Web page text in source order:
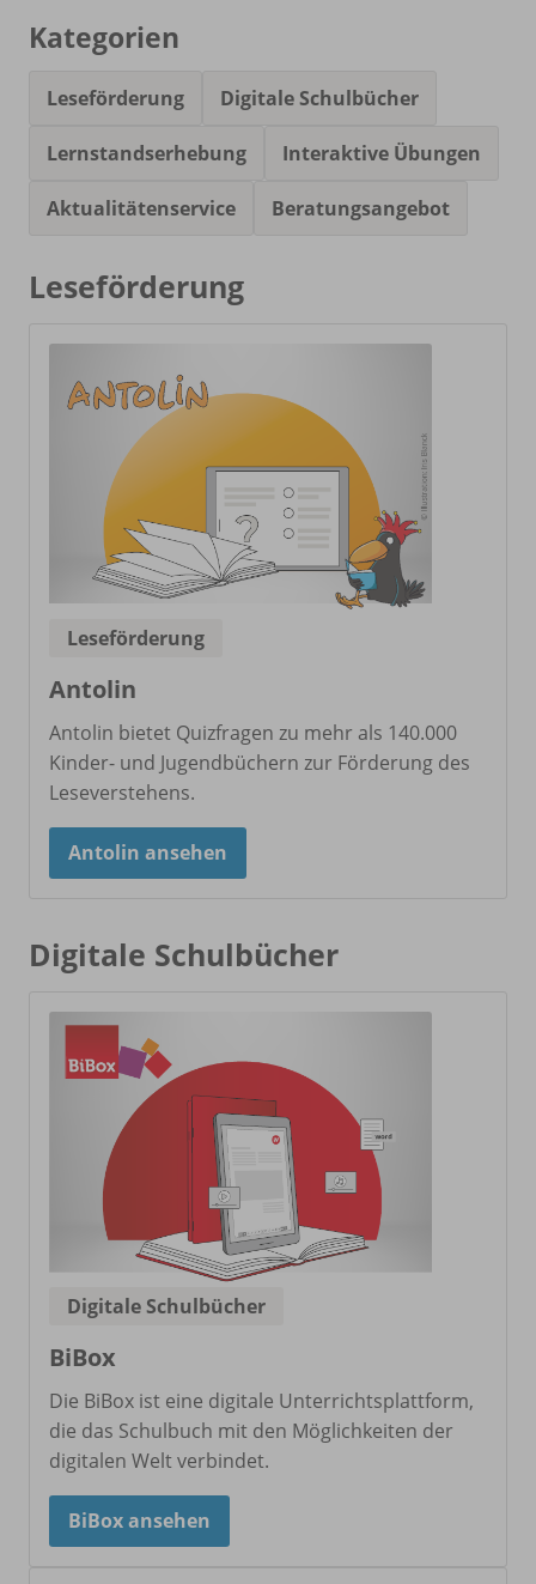
Kategorien
Leseförderung Digitale Schulbücher
Lernstandserhebung Interaktive Übungen
Aktualitätenservice Beratungsangebot
Leseförderung
Leseförderung
Antolin
Antolin bietet Quizfragen zu mehr als 140.000
Kinder- und Jugendbüchern zur Förderung des
Leseverstehens.
Antolin ansehen
Digitale Schulbücher
Digitale Schulbücher
BiBox
Die BiBox ist eine digitale Unterrichtsplattform,
die das Schulbuch mit den Möglichkeiten der
digitalen Welt verbindet.
BiBox ansehen